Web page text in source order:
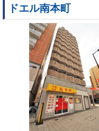
ドエル南本町